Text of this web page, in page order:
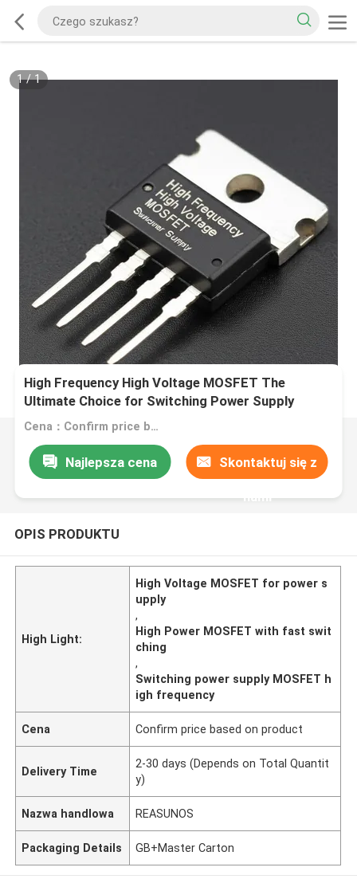
1/1
High Frequency High Voltage MOSFET The
Ultimate Choice for Switching Power Supply
Cena：Confirm price based on product
Najlepsza cena Skontaktuj się z
nami
OPIS PRODUKTU
High Light:
High Voltage MOSFET for power s
upply
,
High Power MOSFET with fast swit
ching
,
Switching power supply MOSFET h
igh frequency
Cena Confirm price based on product
Delivery Time
2-30 days (Depends on Total Quantit
y)
Nazwa handlowa REASUNOS
Packaging Details GB+Master Carton